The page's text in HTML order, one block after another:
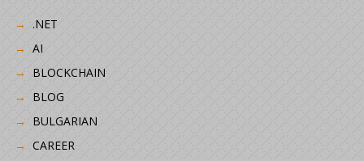
.NET
AI
BLOCKCHAIN
BLOG
BULGARIAN
CAREER